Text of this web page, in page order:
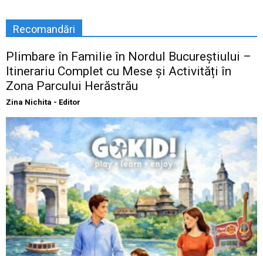
Recomandări
Plimbare în Familie în Nordul Bucureștiului –
Itinerariu Complet cu Mese și Activități în
Zona Parcului Herăstrău
Zina Nichita - Editor